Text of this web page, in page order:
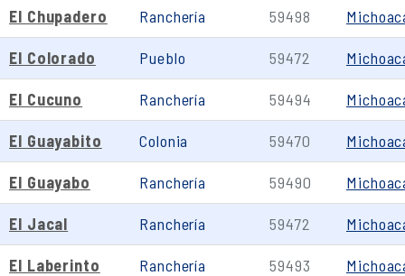
El Chupadero Ranchería 59498
El Colorado Pueblo 59472
El Cucuno Ranchería 59494
El Guayabito Colonia 59470
El Guayabo Ranchería 59490
El Jacal Ranchería 59472
El Laberinto Ranchería 59493